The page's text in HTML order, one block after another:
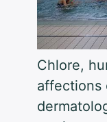
Chlore,
affections